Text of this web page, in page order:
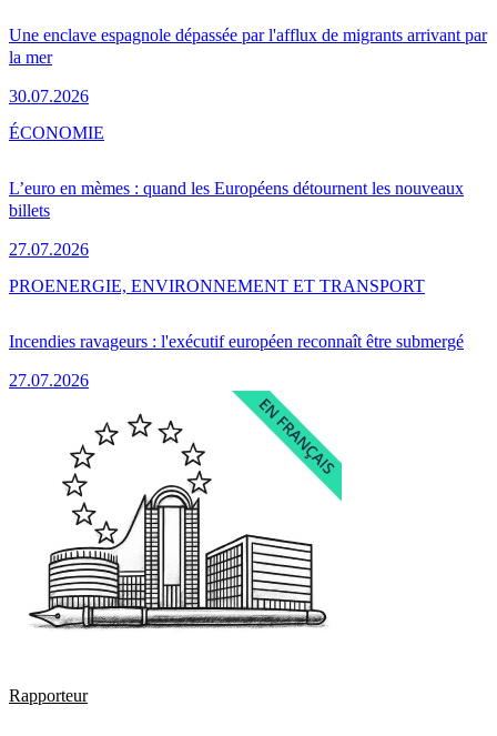
Une enclave espagnole dépassée par l'afflux de migrants arrivant par
la mer
30.07.2026
L’euro en mèmes : quand les Européens détournent les nouveaux
billets
27.07.2026
ÉCONOMIE
Incendies ravageurs : l'exécutif européen reconnaît être submergé
27.07.2026
PROENERGIE, ENVIRONNEMENT ET TRANSPORT
Rapporteur